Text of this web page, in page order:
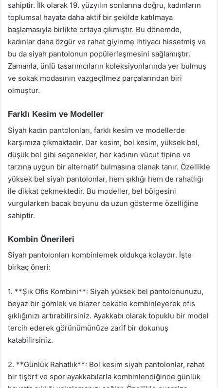
sahiptir. İlk olarak 19. yüzyılın sonlarına doğru, kadınların
toplumsal hayata daha aktif bir şekilde katılmaya
başlamasıyla birlikte ortaya çıkmıştır. Bu dönemde,
kadınlar daha özgür ve rahat giyinme ihtiyacı hissetmiş ve
bu da siyah pantolonun popülerleşmesini sağlamıştır.
Zamanla, ünlü tasarımcıların koleksiyonlarında yer bulmuş
ve sokak modasının vazgeçilmez parçalarından biri
olmuştur.
Farklı Kesim ve Modeller
Siyah kadın pantolonları, farklı kesim ve modellerde
karşımıza çıkmaktadır. Dar kesim, bol kesim, yüksek bel,
düşük bel gibi seçenekler, her kadının vücut tipine ve
tarzına uygun bir alternatif bulmasına olanak tanır. Özellikle
yüksek bel siyah pantolonlar, hem şıklığı hem de rahatlığı
ile dikkat çekmektedir. Bu modeller, bel bölgesini
vurgularken bacak boyunu da uzun gösterme özelliğine
sahiptir.
Kombin Önerileri
Siyah pantolonları kombinlemek oldukça kolaydır. İşte
birkaç öneri:
1. **Şık Ofis Kombini**: Siyah yüksek bel pantolonunuzu,
beyaz bir gömlek ve blazer ceketle kombinleyerek ofis
şıklığınızı artırabilirsiniz. Ayakkabı olarak topuklu bir model
tercih ederek görünümünüze zarif bir dokunuş
katabilirsiniz.
2. **Günlük Rahatlık**: Bol kesim siyah pantolonlar, rahat
bir tişört ve spor ayakkabılarla kombinlendiğinde günlük